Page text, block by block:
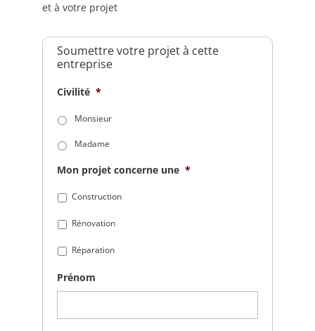
et à votre projet
Soumettre votre projet à cette
entreprise
Civilité *
Monsieur
Madame
Mon projet concerne une *
Construction
Rénovation
Réparation
Prénom